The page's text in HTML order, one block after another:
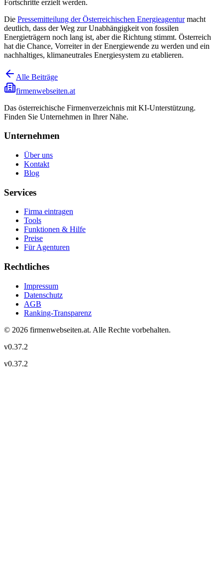
Fortschritte erzielt werden.
Die Pressemitteilung der Österreichischen Energieagenturmacht
deutlich, dass der Weg zur Unabhängigkeit von fossilen
Energieträgern noch lang ist, aber die Richtung stimmt. Österreich
hat die Chance, Vorreiter in der Energiewende zu werden und ein
nachhaltiges, klimaneutrales Energiesystem zu etablieren.
Alle Beiträge
firmenwebseiten.at
Das österreichische Firmenverzeichnis mit KI-Unterstützung.
Finden Sie Unternehmen in Ihrer Nähe.
Unternehmen
Über uns
Kontakt
Blog
Services
Firma eintragen
Tools
Funktionen & Hilfe
Preise
Für Agenturen
Rechtliches
Impressum
Datenschutz
AGB
Ranking-Transparenz
© 2026 firmenwebseiten.at. Alle Rechte vorbehalten.
v0.37.2
v0.37.2